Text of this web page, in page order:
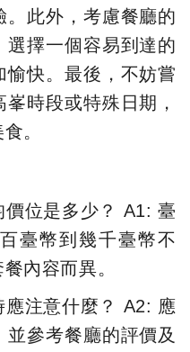
此外，考慮餐廳的
擇一個容易到達的
快。最後，不妨嘗
時段或特殊日期，
。
位是多少？ A1: 臺
臺幣到幾千臺幣不
內容而異。
注意什麼？ A2: 應
參考餐廳的評價及